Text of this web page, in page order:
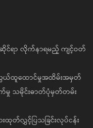
ဆိုင်ရာ လိုက်နာရမည့် ကျင့်ဝတ်
သွယ်ထူထောင်မှုအထိမ်းအမှတ်
ရွက်မှု သမိုင်းဓာတ်ပုံမှတ်တမ်း
တ်လွှင့်ပြသခြင်းလုပ်ငန်း